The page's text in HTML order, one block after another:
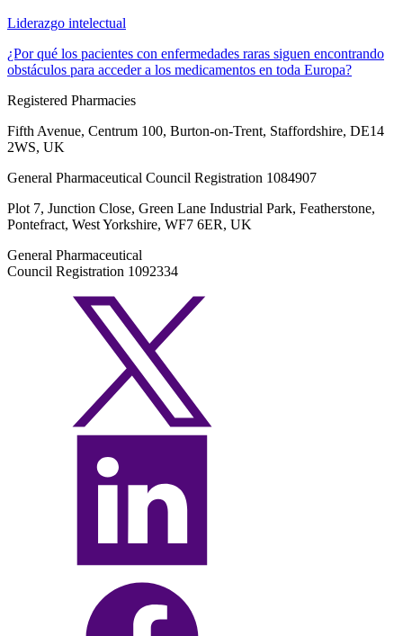
Liderazgo intelectual
¿Por qué los pacientes con enfermedades raras siguen encontrando
obstáculos para acceder a los medicamentos en toda Europa?
Registered Pharmacies
Fifth Avenue, Centrum 100, Burton-on-Trent, Staffordshire, DE14
2WS, UK
General Pharmaceutical Council Registration 1084907
Plot 7, Junction Close, Green Lane Industrial Park, Featherstone,
Pontefract, West Yorkshire, WF7 6ER, UK
General Pharmaceutical
Council Registration 1092334